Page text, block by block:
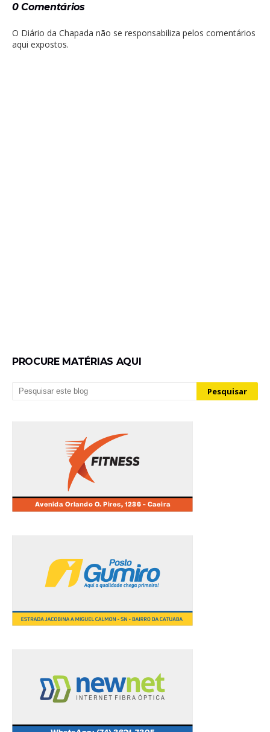
0 Comentários
O Diário da Chapada não se responsabiliza pelos comentários
aqui expostos.
PROCURE MATÉRIAS AQUI